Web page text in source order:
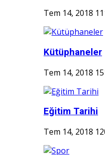
Tem 14, 2018
Kütüphaneler
Tem 14, 2018
Eğitim Tarihi
Tem 14, 2018